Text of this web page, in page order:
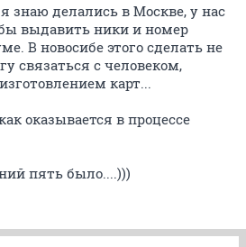
знаю делались в Москве, у нас
выдавить ники и номер
В новосибе этого сделать не
связаться с человеком,
карт...
оказывается в процессе
пять было....)))